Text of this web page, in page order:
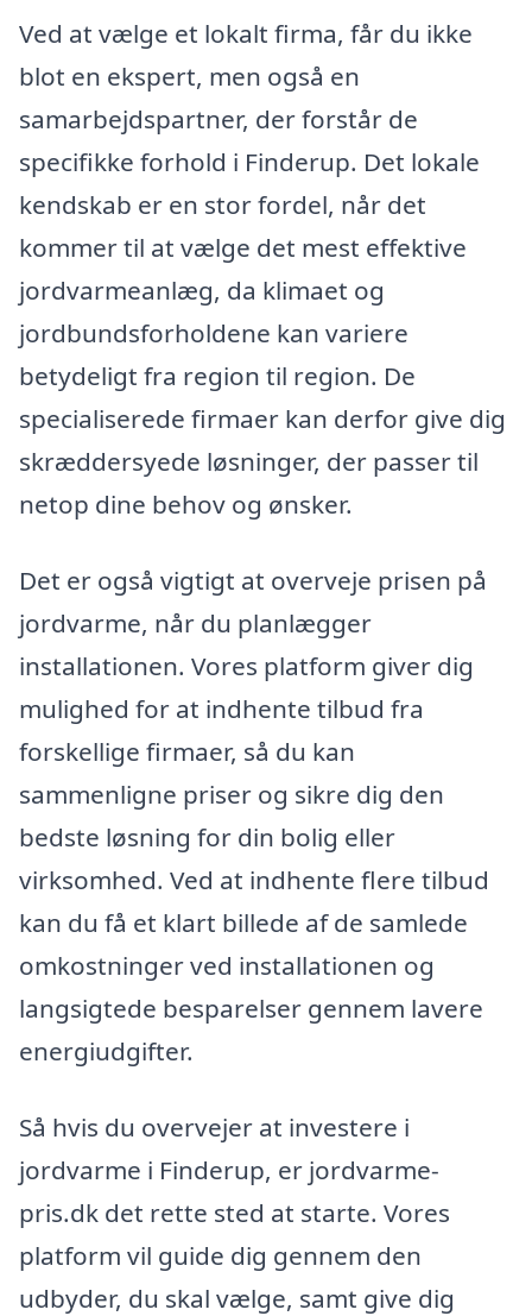
Ved at vælge et lokalt firma, får du ikke
blot en ekspert, men også en
samarbejdspartner, der forstår de
specifikke forhold i Finderup. Det lokale
kendskab er en stor fordel, når det
kommer til at vælge det mest effektive
jordvarmeanlæg, da klimaet og
jordbundsforholdene kan variere
betydeligt fra region til region. De
specialiserede firmaer kan derfor give dig
skræddersyede løsninger, der passer til
netop dine behov og ønsker.
Det er også vigtigt at overveje prisen på
jordvarme, når du planlægger
installationen. Vores platform giver dig
mulighed for at indhente tilbud fra
forskellige firmaer, så du kan
sammenligne priser og sikre dig den
bedste løsning for din bolig eller
virksomhed. Ved at indhente flere tilbud
kan du få et klart billede af de samlede
omkostninger ved installationen og
langsigtede besparelser gennem lavere
energiudgifter.
Så hvis du overvejer at investere i
jordvarme i Finderup, er jordvarme-
pris.dk det rette sted at starte. Vores
platform vil guide dig gennem den
udbyder, du skal vælge, samt give dig